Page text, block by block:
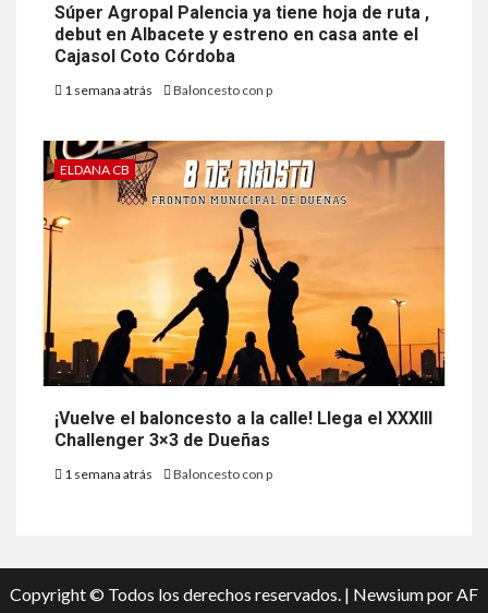
Súper Agropal Palencia ya tiene hoja de ruta ,
debut en Albacete y estreno en casa ante el
Cajasol Coto Córdoba
1 semana atrás Baloncesto con p
ELDANA CB
¡Vuelve el baloncesto a la calle! Llega el XXXIII
Challenger 3×3 de Dueñas
1 semana atrás Baloncesto con p
Copyright © Todos los derechos reservados. | Newsiumpor AF